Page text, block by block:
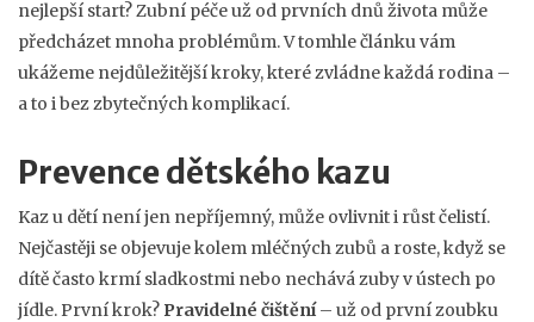
nejlepší start? Zubní péče už od prvních dnů života může
předcházet mnoha problémům. V tomhle článku vám
ukážeme nejdůležitější kroky, které zvládne každá rodina –
a to i bez zbytečných komplikací.
Prevence dětského kazu
Kaz u dětí není jen nepříjemný, může ovlivnit i růst čelistí.
Nejčastěji se objevuje kolem mléčných zubů a roste, když se
dítě často krmí sladkostmi nebo nechává zuby v ústech po
jídle. První krok? Pravidelné čištění– už od první zoubku